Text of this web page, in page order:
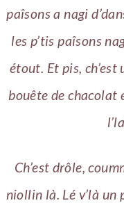
paîsons a nagi
les p’tis paîsons
étout. Et pis, ch’est
bouête de chacolat
Ch’est drôle,
niollin là. Lé v’là un